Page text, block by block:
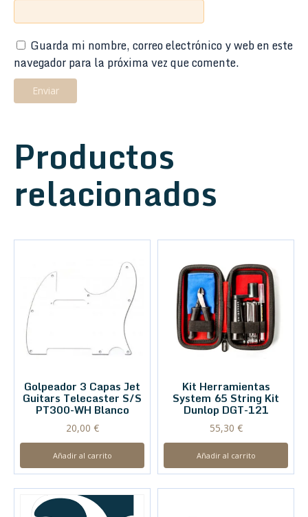
Guarda mi nombre, correo electrónico y web en este
navegador para la próxima vez que comente.
Productos
relacionados
Golpeador 3 Capas Jet
Guitars Telecaster S/S
PT300-WH Blanco
20,00 €
Añadir al carrito
Kit Herramientas
System 65 String Kit
Dunlop DGT-121
55,30 €
Añadir al carrito